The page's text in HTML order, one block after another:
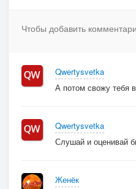
Чтобы добавить
Qwertysvetka
А потом свожу тебя
Qwertysvetka
Слушай и оценивай
Женёк